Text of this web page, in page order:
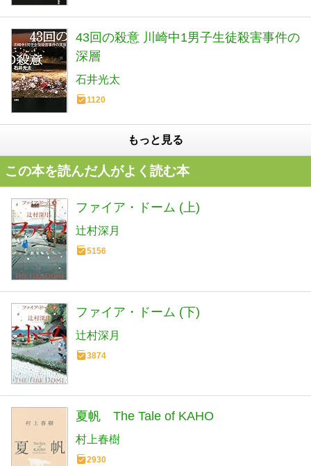
43回の殺意 川崎中1男子生徒殺害事件の
深層
石井光太
1120
もっと見る
この本を読んだ人がよく読む本
ファイア・ドーム (上)
辻村深月
5156
ファイア・ドーム (下)
辻村深月
3874
夏帆 The Tale of KAHO
村上春樹
2930